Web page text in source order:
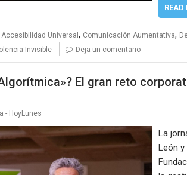
READ
Accesibilidad Universal , Comunicación Aumentativa,
Invisible Deja un comentario
El gran reto
- HoyLunes
La
León